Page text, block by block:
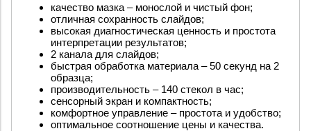
качество мазка – монослой и чистый фон;
отличная сохранность слайдов;
высокая диагностическая ценность и простота
интерпретации результатов;
2 канала для слайдов;
быстрая обработка материала – 50 секунд на 2
образца;
производительность – 140 стекол в час;
сенсорный экран и компактность;
комфортное управление – простота и удобство;
оптимальное соотношение цены и качества.